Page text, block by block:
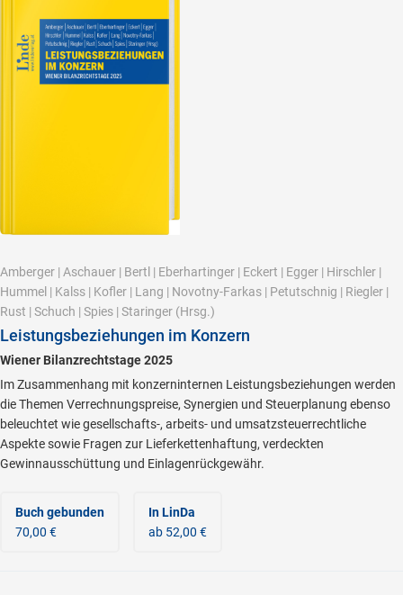
Amberger | Aschauer | Bertl | Eberhartinger | Eckert | Egger | Hirschler |
Hummel | Kalss | Kofler | Lang | Novotny-Farkas | Petutschnig | Riegler |
Rust | Schuch | Spies | Staringer (Hrsg.)
Leistungsbeziehungen im Konzern
Wiener Bilanzrechtstage 2025
Im Zusammenhang mit konzerninternen Leistungsbeziehungen werden
die Themen Verrechnungspreise, Synergien und Steuerplanung ebenso
beleuchtet wie gesellschafts-, arbeits- und umsatzsteuerrechtliche
Aspekte sowie Fragen zur Lieferkettenhaftung, verdeckten
Gewinnausschüttung und Einlagenrückgewähr.
Buch gebunden
70,00 €
In LinDa
ab 52,00 €